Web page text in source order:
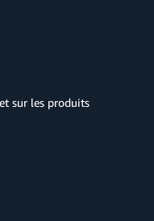
sur les produits